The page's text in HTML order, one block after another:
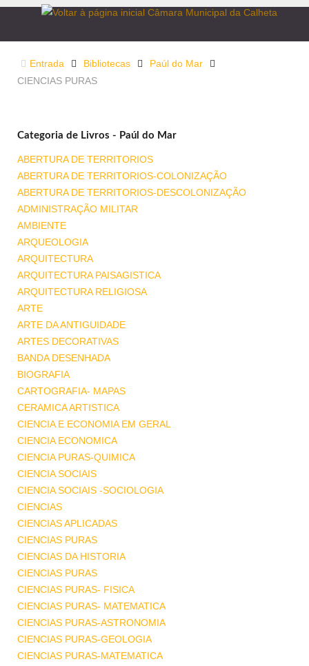
Entrada Bibliotecas
Paúl do Mar
CIENCIAS PURAS
Categoria de Livros - Paúl do Mar
ABERTURA DE TERRITORIOS
ABERTURA DE TERRITORIOS-COLONIZAÇÃO
ABERTURA DE TERRITORIOS-DESCOLONIZAÇÃO
ADMINISTRAÇÃO MILITAR
AMBIENTE
ARQUEOLOGIA
ARQUITECTURA
ARQUITECTURA PAISAGISTICA
ARQUITECTURA RELIGIOSA
ARTE
ARTE DA ANTIGUIDADE
ARTES DECORATIVAS
BANDA DESENHADA
BIOGRAFIA
CARTOGRAFIA- MAPAS
CERAMICA ARTISTICA
CIENCIA E ECONOMIA EM GERAL
CIENCIA ECONOMICA
CIENCIA PURAS-QUIMICA
CIENCIA SOCIAIS
CIENCIA SOCIAIS -SOCIOLOGIA
CIENCIAS
CIENCIAS APLICADAS
CIENCIAS PURAS
CIENCIAS DA HISTORIA
CIENCIAS PURAS
CIENCIAS PURAS- FISICA
CIENCIAS PURAS- MATEMATICA
CIENCIAS PURAS-ASTRONOMIA
CIENCIAS PURAS-GEOLOGIA
CIENCIAS PURAS-MATEMATICA